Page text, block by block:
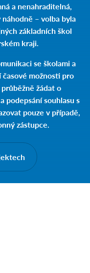
a nenahraditelná,
– volba byla
základních škol
kraji.
se školami a
možnosti pro
žádat o
podepsání souhlasu s
pouze v případě,
zástupce.